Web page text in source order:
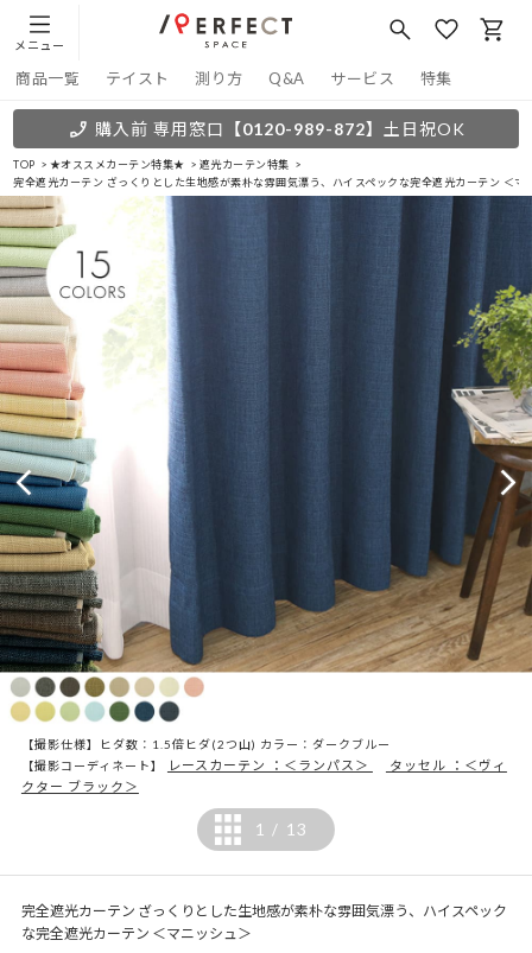
メニュー
商品一覧 テイスト 測り方 Q&A サービス 特集
購入前 専用窓口 【0120-989-872】 土日祝OK
TOP ★オススメカーテン特集★
遮光カーテン特集
完全遮光カーテン ざっくりとした生地感が素朴な雰囲気漂う、ハイスペックな完全遮光カーテン ＜マ
【撮影仕様】ヒダ数：1.5倍ヒダ(2つ山) カラー：ダークブルー
【撮影コーディネート】
レースカーテン ：＜ランパス＞
タッセル ：＜ヴィ
クター ブラック＞
1 / 13
完全遮光カーテン ざっくりとした生地感が素朴な雰囲気漂う、ハイスペック
な完全遮光カーテン ＜マニッシュ＞